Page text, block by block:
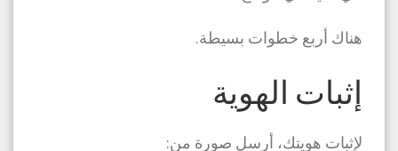
هناك أربع خطوات بسيطة.
إثبات الهوية
لإثبات هويتك، أرسل صورة من: